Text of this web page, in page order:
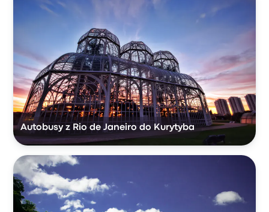
Autobusy z Rio de Janeiro do Kurytyba